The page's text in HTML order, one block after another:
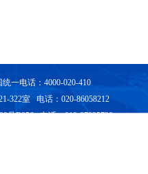
一电话：4000-020-410
322室 电话：020-86058212
号B256 电话：010-87825728